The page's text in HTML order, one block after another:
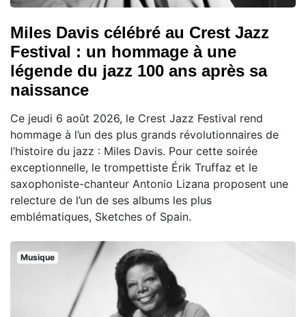
Miles Davis célébré au Crest Jazz
Festival : un hommage à une
légende du jazz 100 ans après sa
naissance
Ce jeudi 6 août 2026, le Crest Jazz Festival rend
hommage à l’un des plus grands révolutionnaires de
l’histoire du jazz : Miles Davis. Pour cette soirée
exceptionnelle, le trompettiste Érik Truffaz et le
saxophoniste-chanteur Antonio Lizana proposent une
relecture de l’un de ses albums les plus
emblématiques, Sketches of Spain.
Musique